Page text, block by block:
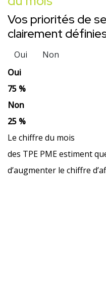
Vos priorités de
clairement
Oui
Non
Oui
75 %
Non
25 %
Le chiffre du mois
des TPE PME estiment
d’augmenter le chiffre